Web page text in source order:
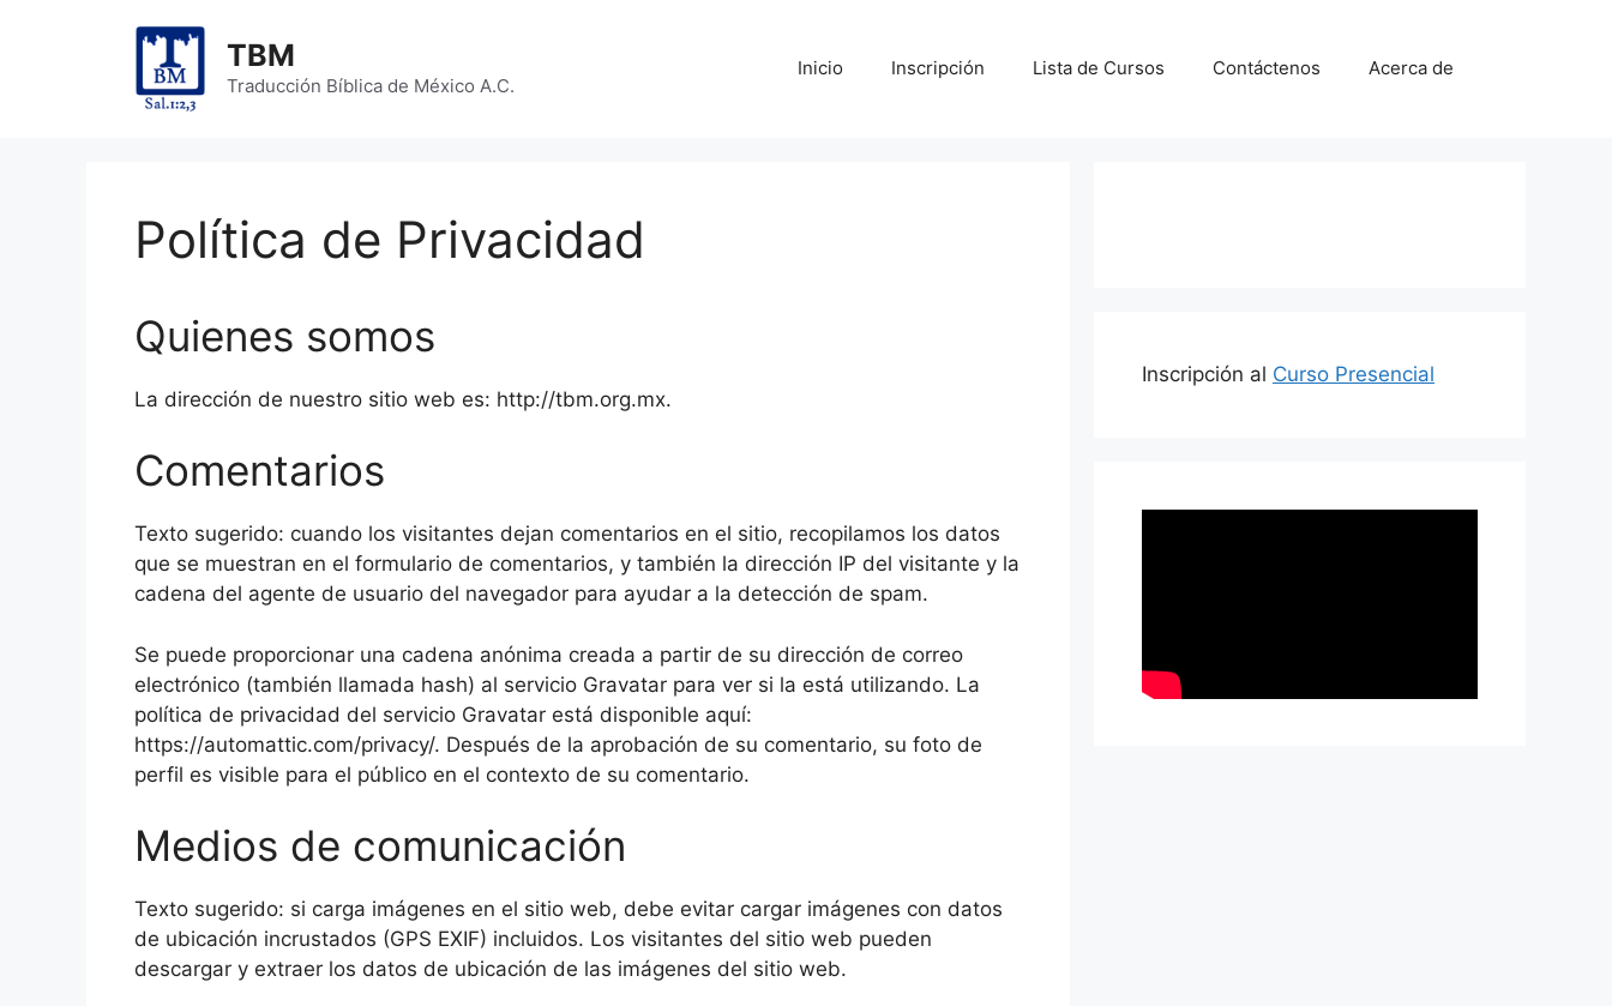
TBM
Traducción Bíblica de México A.C.
Inicio Inscripción Lista de Cursos Contáctenos Acerca de
Política de Privacidad
Quienes somos
La dirección de nuestro sitio web es: http://tbm.org.mx.
Comentarios
Texto sugerido: cuando los visitantes dejan comentarios en el sitio, recopilamos los datos
que se muestran en el formulario de comentarios, y también la dirección IP del visitante y la
cadena del agente de usuario del navegador para ayudar a la detección de spam.
Se puede proporcionar una cadena anónima creada a partir de su dirección de correo
electrónico (también llamada hash) al servicio Gravatar para ver si la está utilizando. La
política de privacidad del servicio Gravatar está disponible aquí:
https://automattic.com/privacy/. Después de la aprobación de su comentario, su foto de
perfil es visible para el público en el contexto de su comentario.
Medios de comunicación
Texto sugerido: si carga imágenes en el sitio web, debe evitar cargar imágenes con datos
de ubicación incrustados (GPS EXIF) incluidos. Los visitantes del sitio web pueden
descargar y extraer los datos de ubicación de las imágenes del sitio web.
Inscripción al Curso Presencial